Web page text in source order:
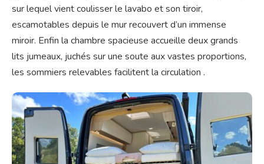
sur lequel vient coulisser le lavabo et son tiroir,
escamotables depuis le mur recouvert d’un immense
miroir. Enfin la chambre spacieuse accueille deux grands
lits jumeaux, juchés sur une soute aux vastes proportions,
les sommiers relevables facilitent la circulation .